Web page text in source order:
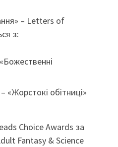
– Letters of
з:
«Жорстокі обітниці»
Choice Awards за
Fantasy & Science